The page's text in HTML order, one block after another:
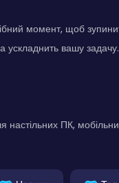
момент, щоб
ускладнить вашу задачу.
ПК,